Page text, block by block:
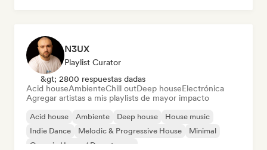
N3UX
Playlist Curator
&gt; 2800 respuestas dadas
Acid houseAmbienteChill outDeep houseElectrónica
Agregar artistas a mis playlists de mayor impacto
Acid house Ambiente Deep house
House music
Indie Dance
Melodic & Progressive House
Minimal
Organic House / Downtempo